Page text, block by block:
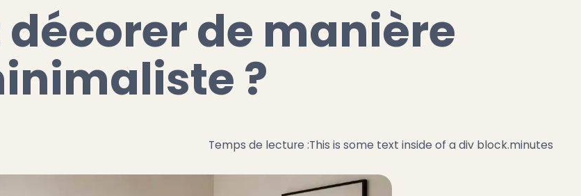
de manière
?
Temps de lecture :This is some text inside of a div block.minutes